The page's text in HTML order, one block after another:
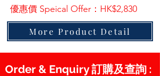
優惠價 Speical Offer：HK$2,830
More Product Detail
Order & Enquiry 訂購及查詢 :